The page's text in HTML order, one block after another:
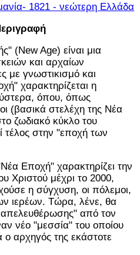
1821 - νεώτερη Ελλάδα
(New Age) είναι μια
και αρχαίων
με γνωστικισμό και
χαρακτηρίζεται η
όπου, όπως
(βασικά στελέχη της Νέα
ζωδιακό κύκλο του
τέλος στην "εποχή των
Εποχή" χαρακτηρίζει την
Χριστού μέχρι το 2000,
η σύγχυση, οι πόλεμοι,
ιερέων. Τώρα, λένε, θα
από τον
νέο "μεσσία" του οποίου
αρχηγός της εκάστοτε